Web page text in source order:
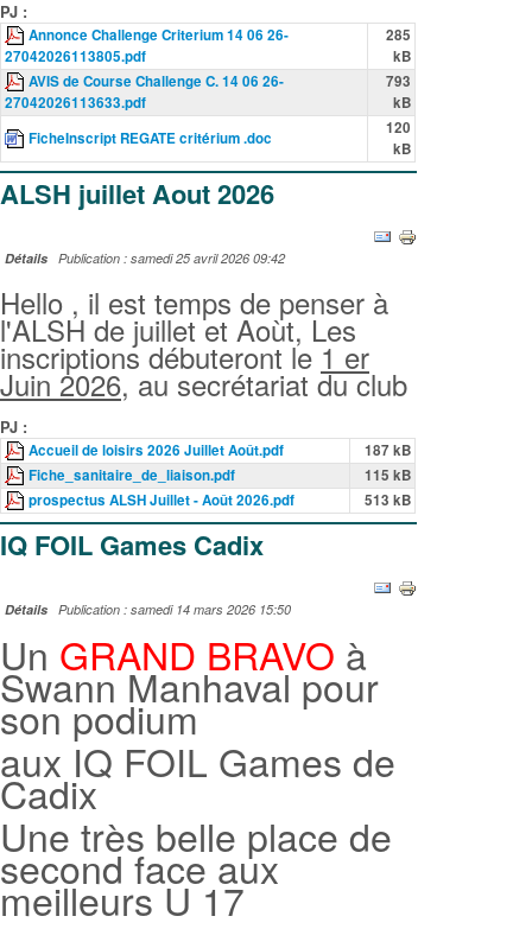
PJ :
Annonce Challenge Criterium 14 06 26-
27042026113805.pdf
285
kB
AVIS de Course Challenge C. 14 06 26-
27042026113633.pdf
793
kB
FicheInscript REGATE critérium .doc
120
kB
ALSH juillet Aout 2026
Détails Publication : samedi 25 avril 2026 09:42
Hello , il est temps de penser à
l'ALSH de juillet et Aoùt, Les
inscriptions débuteront le 1 er
Juin 2026, au secrétariat du club
PJ :
Accueil de loisirs 2026 Juillet Août.pdf
187 kB
Fiche_sanitaire_de_liaison.pdf
115 kB
prospectus ALSH Juillet - Août 2026.pdf
513 kB
IQ FOIL Games Cadix
Détails Publication : samedi 14 mars 2026 15:50
Un GRAND BRAVO à
Swann Manhaval pour
son podium
aux IQ FOIL Games de
Cadix
Une très belle place de
second face aux
meilleurs U 17